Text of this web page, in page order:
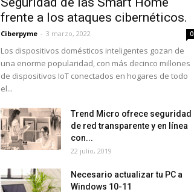
frente a los ataques cibernéticos.
Ciberpyme - 3 marzo, 2022 0
Los dispositivos domésticos inteligentes gozan de
una enorme popularidad, con más decinco millones
de dispositivos IoT conectados en hogares de todo
el...
Trend Micro ofrece seguridad
de red transparente y en línea
con...
22 julio, 2019
Necesario actualizar tu PC a
Windows 10-11